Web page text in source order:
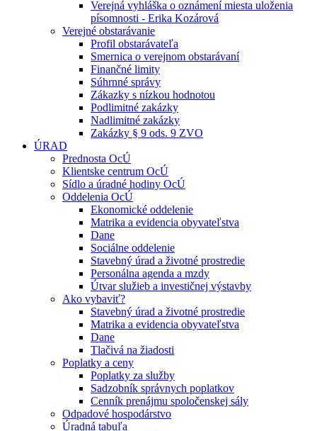
Verejná vyhláška o oznámení miesta uloženia
písomnosti - Erika Kozárová
Verejné obstarávanie
Profil obstarávateľa
Smernica o verejnom obstarávaní
Finančné limity
Súhrnné správy
Zákazky s nízkou hodnotou
Podlimitné zakázky
Nadlimitné zakázky
Zakázky § 9 ods. 9 ZVO
ÚRAD
Prednosta OcÚ
Klientske centrum OcÚ
Sídlo a úradné hodiny OcÚ
Oddelenia OcÚ
Ekonomické oddelenie
Matrika a evidencia obyvateľstva
Dane
Sociálne oddelenie
Stavebný úrad a životné prostredie
Personálna agenda a mzdy
Útvar služieb a investičnej výstavby
Ako vybaviť?
Stavebný úrad a životné prostredie
Matrika a evidencia obyvateľstva
Dane
Tlačivá na žiadosti
Poplatky a ceny
Poplatky za služby
Sadzobník správnych poplatkov
Cenník prenájmu spoločenskej sály
Odpadové hospodárstvo
Úradná tabuľa